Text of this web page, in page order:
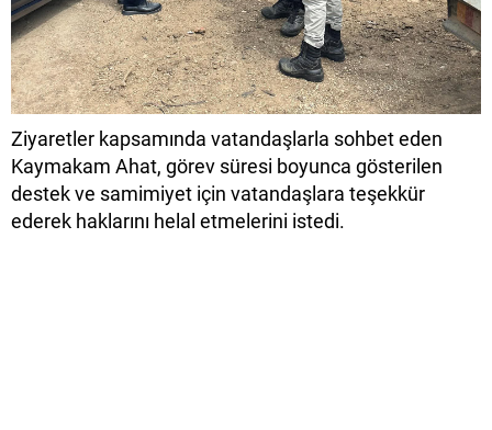
Ziyaretler kapsamında vatandaşlarla sohbet eden
Kaymakam Ahat, görev süresi boyunca gösterilen
destek ve samimiyet için vatandaşlara teşekkür
ederek haklarını helal etmelerini istedi.